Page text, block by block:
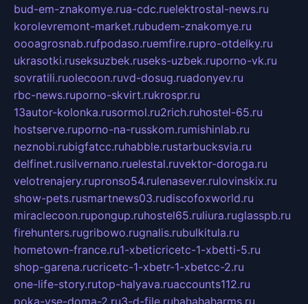
bud-em-znakomye.rua-cdc.ruelektrostal-news.ru
korolevremont-market.rubudem-znakomye.ru
oooagrosnab.rufpodaso.ruemfire.rupro-otdelky.ru
ukrasotki.ruseksuzbek.ruseks-uzbek.ruporno-vk.ru
sovratili.ruolecoon.ruvd-dosug.ruadonyev.ru
rbc-news.ruporno-skvirt.rukrospr.ru
13autor-kolonka.rusormol.ru2rich.ruhostel-65.ru
hostserve.ruporno-na-russkom.rumishinlab.ru
neznobi.rubigfatcc.ruhabble.rustarbucksvia.ru
delfinet.rusilvernano.ruelestal.ruvektor-doroga.ru
velotrenajery.rupronso54.rulenasever.rulovinskix.ru
show-pets.rusmartnews03.rudiscofoxworld.ru
miraclecoon.rupongup.ruhostel65.ruliura.ruglasspb.ru
firehunters.rugribowo.rugnalis.rubulkitula.ru
hometown-france.ru1-xbeticricetc-1-xbetti-5.ru
shop-garena.rucricetc-1-xbetr-1-xbetcc-2.ru
one-life-story.rutop-halyava.ruaccounts112.ru